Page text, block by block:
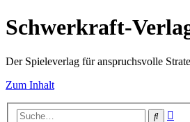
Schwerkraft-
Der Spieleverlag für anspruchsvolle
Zum Inhalt
Suche